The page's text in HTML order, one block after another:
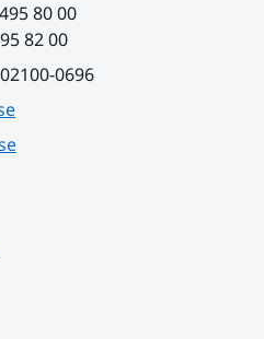
80 00
82 00
0696